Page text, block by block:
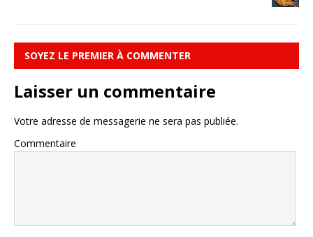
SOYEZ LE PREMIER À COMMENTER
Laisser un commentaire
Votre adresse de messagerie ne sera pas publiée.
Commentaire